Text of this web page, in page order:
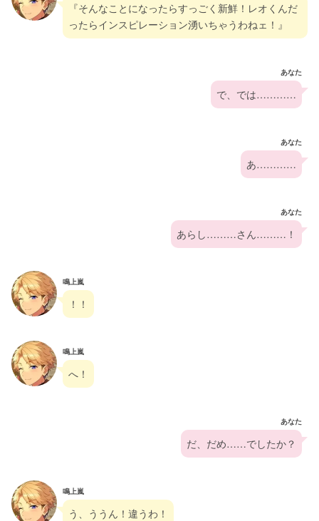
『そんなことになったらすっごく新鮮！レオくんだ
ったらインスピレーション湧いちゃうわねェ！』
あなた
で、では…………
あなた
あ…………
あなた
あらし………さん………！
鳴上嵐
！！
鳴上嵐
へ！
あなた
だ、だめ……でしたか？
鳴上嵐
う、ううん！違うわ！